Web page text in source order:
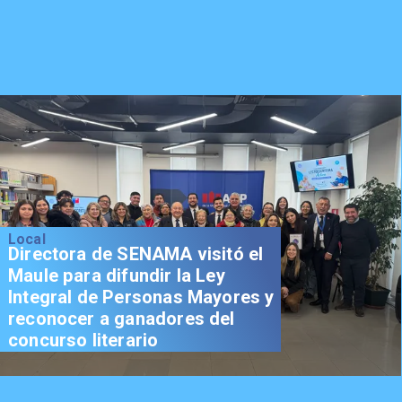
Local
Directora de SENAMA visitó el
Maule para difundir la Ley
Integral de Personas Mayores y
reconocer a ganadores del
concurso literario